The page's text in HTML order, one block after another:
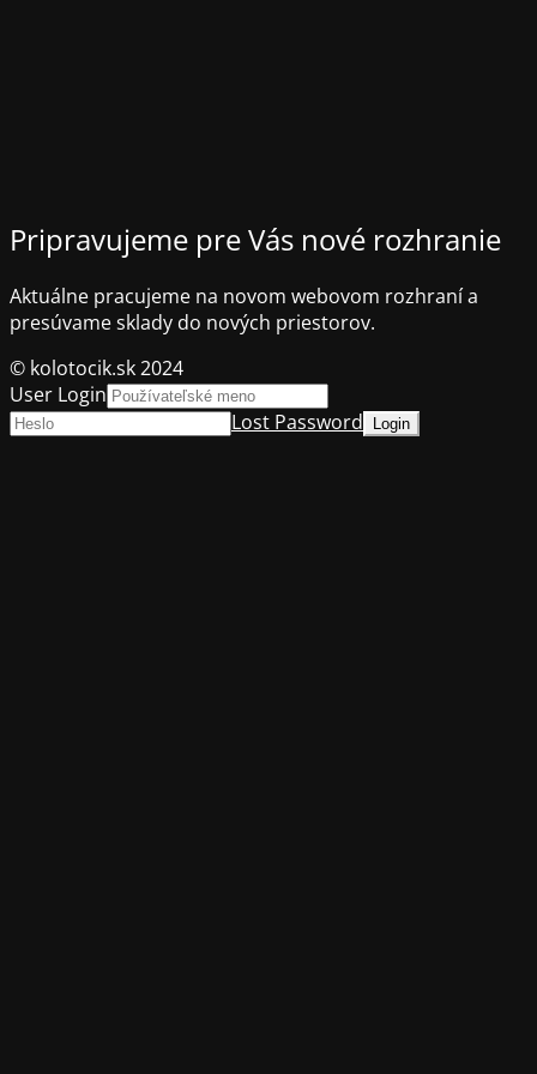
Pripravujeme pre Vás nové rozhranie
Aktuálne pracujeme na novom webovom rozhraní a
presúvame sklady do nových priestorov.
© kolotocik.sk 2024
User Login
Lost Password